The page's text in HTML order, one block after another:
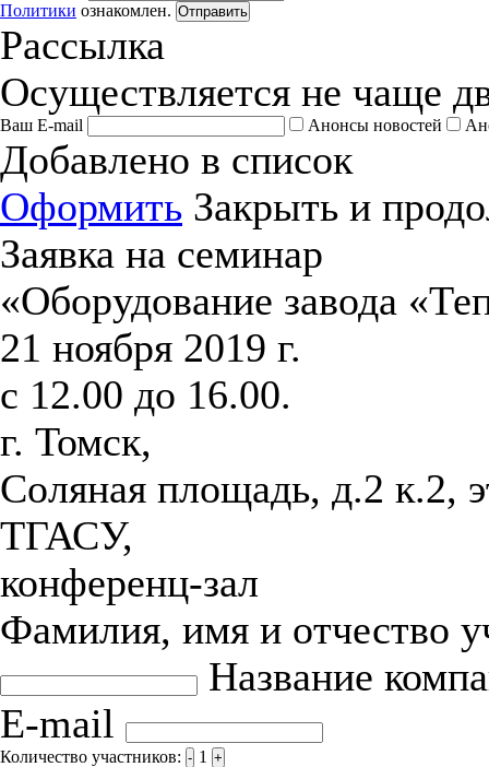
Политики ознакомлен. Отправить
Рассылка
Осуществляется не чаще
Ваш E-mail Анонсы новостей
Добавлено в список
Оформить Закрыть и
Заявка на семинар
«Оборудование завода
21 ноября 2019 г.
с 12.00 до 16.00.
г. Томск,
Соляная площадь, д.2 к.2,
ТГАСУ,
конференц-зал
Фамилия, имя и отчество
Название
E-mail
Количество участников: - 1 +